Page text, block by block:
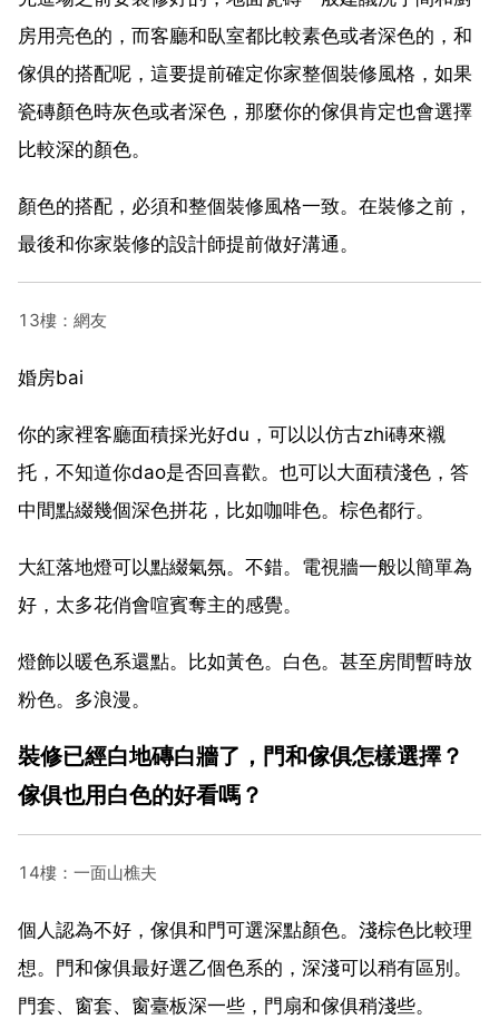
房用亮色的，而客廳和臥室都比較素色或者深色的，和
傢俱的搭配呢，這要提前確定你家整個裝修風格，如果
瓷磚顏色時灰色或者深色，那麼你的傢俱肯定也會選擇
比較深的顏色。
顏色的搭配，必須和整個裝修風格一致。在裝修之前，
最後和你家裝修的設計師提前做好溝通。
13樓：網友
婚房bai
你的家裡客廳面積採光好du，可以以仿古zhi磚來襯
托，不知道你dao是否回喜歡。也可以大面積淺色，答
中間點綴幾個深色拼花，比如咖啡色。棕色都行。
大紅落地燈可以點綴氣氛。不錯。電視牆一般以簡單為
好，太多花俏會喧賓奪主的感覺。
燈飾以暖色系還點。比如黃色。白色。甚至房間暫時放
粉色。多浪漫。
裝修已經白地磚白牆了，門和傢俱怎樣選擇？
傢俱也用白色的好看嗎？
14樓：一面山樵夫
個人認為不好，傢俱和門可選深點顏色。淺棕色比較理
想。門和傢俱最好選乙個色系的，深淺可以稍有區別。
門套、窗套、窗臺板深一些，門扇和傢俱稍淺些。